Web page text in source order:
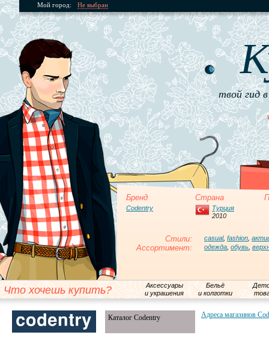
Мой город: Не выбран
твой гид
Бренд Страна
Codentry
Турция
2010
Стили: casual, fashion
Ассортимент: одежда обувь
Что хочешь купить?
Аксессуары
и украшения
Бельё
и колготки
Каталог Codentry Адреса магазинов